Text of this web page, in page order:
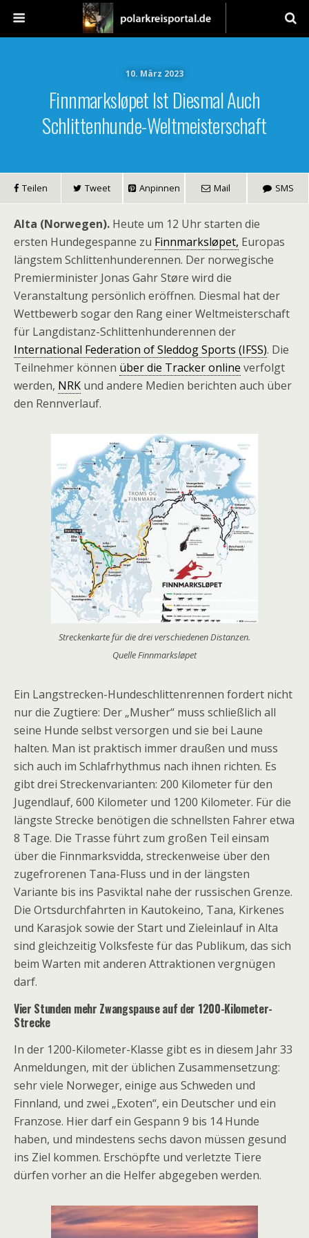
10. März 2023
Finnmarksløpet Ist Diesmal Auch
Schlittenhunde-Weltmeisterschaft
Teilen Tweet Anpinnen Mail SMS
Alta (Norwegen). Heute um 12 Uhr starten die
ersten Hundegespanne zu Finnmarksløpet, Europas
längstem Schlittenhunderennen. Der norwegische
Premierminister Jonas Gahr Støre wird die
Veranstaltung persönlich eröffnen. Diesmal hat der
Wettbewerb sogar den Rang einer Weltmeisterschaft
für Langdistanz-Schlittenhunderennen der
International Federation of Sleddog Sports (IFSS). Die
Teilnehmer können über die Tracker online verfolgt
werden, NRK und andere Medien berichten auch über
den Rennverlauf.
Streckenkarte für die drei verschiedenen Distanzen.
Quelle Finnmarksløpet
Ein Langstrecken-Hundeschlittenrennen fordert nicht
nur die Zugtiere: Der „Musher“ muss schließlich all
seine Hunde selbst versorgen und sie bei Laune
halten. Man ist praktisch immer draußen und muss
sich auch im Schlafrhythmus nach ihnen richten. Es
gibt drei Streckenvarianten: 200 Kilometer für den
Jugendlauf, 600 Kilometer und 1200 Kilometer. Für die
längste Strecke benötigen die schnellsten Fahrer etwa
8 Tage. Die Trasse führt zum großen Teil einsam
über die Finnmarksvidda, streckenweise über den
zugefrorenen Tana-Fluss und in der längsten
Variante bis ins Pasviktal nahe der russischen Grenze.
Die Ortsdurchfahrten in Kautokeino, Tana, Kirkenes
und Karasjok sowie der Start und Zieleinlauf in Alta
sind gleichzeitig Volksfeste für das Publikum, das sich
beim Warten mit anderen Attraktionen vergnügen
darf.
Vier Stunden mehr Zwangspause auf der 1200-Kilometer-
Strecke
In der 1200-Kilometer-Klasse gibt es in diesem Jahr 33
Anmeldungen, mit der üblichen Zusammensetzung:
sehr viele Norweger, einige aus Schweden und
Finnland, und zwei „Exoten“, ein Deutscher und ein
Franzose. Hier darf ein Gespann 9 bis 14 Hunde
haben, und mindestens sechs davon müssen gesund
ins Ziel kommen. Erschöpfte und verletzte Tiere
dürfen vorher an die Helfer abgegeben werden.